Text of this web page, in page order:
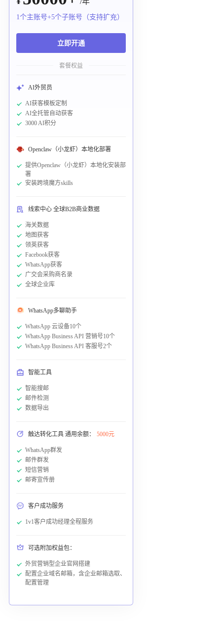
1个主账号+5个子账号（支持扩充）
立即开通
套餐权益
AI外贸员
AI获客模板定制
AI全托管自动获客
3000 AI积分
Openclaw（小龙虾）本地化部署
提供Openclaw（小龙虾）本地化安装部
署
安装跨境魔方skills
线索中心 全球B2B商业数据
海关数据
地图获客
领英获客
Facebook获客
WhatsApp获客
广交会采购商名录
全球企业库
WhatsApp多聊助手
WhatsApp 云设备10个
WhatsApp Business API 营销号10个
WhatsApp Business API 客服号2个
智能工具
智能搜邮
邮件检测
数据导出
触达转化工具 通用余额： 5000元
WhatsApp群发
邮件群发
短信营销
邮寄宣传册
客户成功服务
1v1客户成功经理全程服务
可选附加权益包：
外贸营销型企业官网搭建
配置企业域名邮箱，含企业邮箱选取、
配置管理